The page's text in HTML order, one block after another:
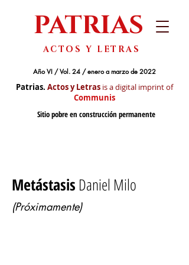
PATRIAS
Sitio pobre en construcción permanente
ACTOS Y LETRAS
Año VI / Vol. 24 / enero a marzo de 2022
Patrias. Actos y Letras is a digital imprint of
Communis
Metástasis Daniel Milo
(Próximamente)